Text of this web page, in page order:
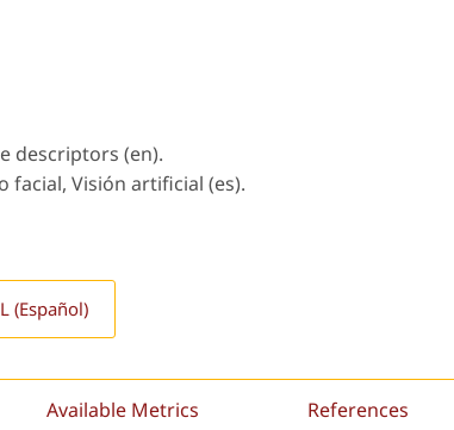
descriptors (en).
Visión artificial (es).
(Español)
Available Metrics References